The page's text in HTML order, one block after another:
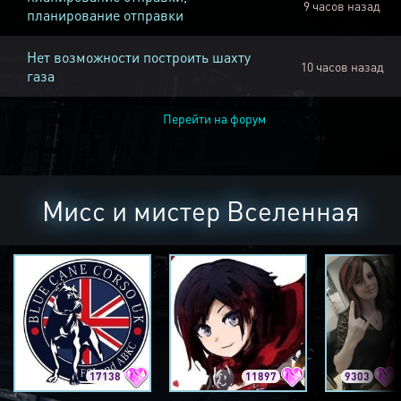
планирование отправки
9 часов назад
Нет возможности построить шахту
газа
10 часов назад
Перейти на форум
Мисс и мистер Вселенная
17138 11897 9303